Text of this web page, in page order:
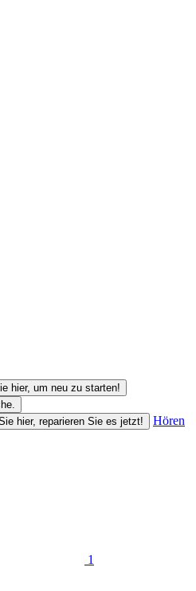
hier, um neu zu starten!
hier, reparieren Sie es jetzt!
Hören
1